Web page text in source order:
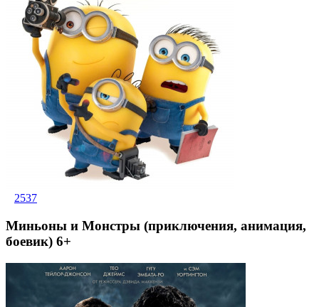
2537
Миньоны и Монстры (приключения, анимация,
боевик) 6+